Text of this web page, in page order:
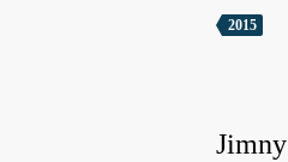
2015
Jimny